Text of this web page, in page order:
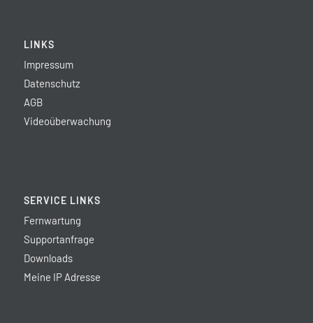
LINKS
Impressum
Datenschutz
AGB
Videoüberwachung
SERVICE LINKS
Fernwartung
Supportanfrage
Downloads
Meine IP Adresse